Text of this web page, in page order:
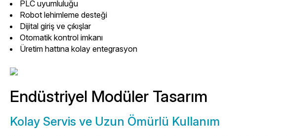
PLC uyumluluğu
Robot lehimleme desteği
Dijital giriş ve çıkışlar
Otomatik kontrol imkanı
Üretim hattına kolay entegrasyon
Endüstriyel Modüler Tasarım
Kolay Servis ve Uzun Ömürlü Kullanım